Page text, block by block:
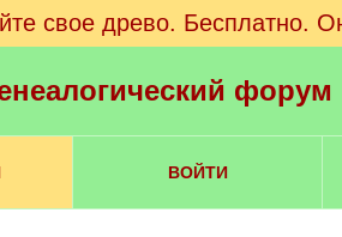
свое древо. Бесплатно.
ВОЙТИ